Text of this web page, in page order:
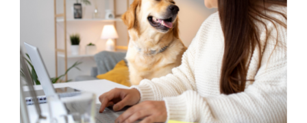
casa